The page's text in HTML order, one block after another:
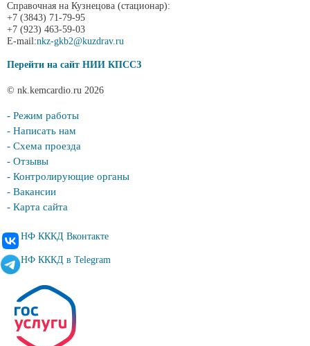
Справочная на Кузнецова (стационар):
+7 (3843) 71-79-95
+7 (923) 463-59-03
E-mail:nkz-gkb2@kuzdrav.ru
Перейти на сайт НИИ КПССЗ
© nk.kemcardio.ru 2026
- Режим работы
- Написать нам
- Схема проезда
- Отзывы
- Контролирующие органы
- Вакансии
- Карта сайта
НФ КККД Вконтакте
НФ КККД в Telegram